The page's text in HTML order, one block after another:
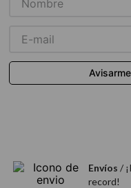
Envíos /
record!
9. acondicionador
protector térmico